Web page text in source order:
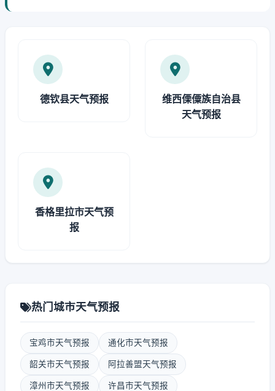
德钦县天气预报
维西傈僳族自治县
天气预报
香格里拉市天气预
报
热门城市天气预报
宝鸡市天气预报 通化市天气预报
韶关市天气预报 阿拉善盟天气预报
漳州市天气预报 许昌市天气预报